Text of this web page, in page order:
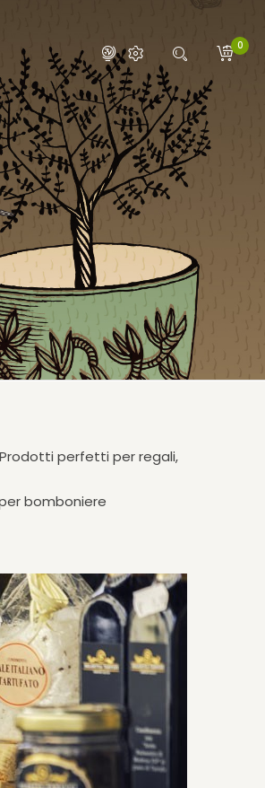
0
perfetti per regali,
bomboniere